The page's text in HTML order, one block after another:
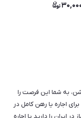
به شما این فرصت را
برای اجاره یا رهن کامل در
ایران را دارید یا اجاره